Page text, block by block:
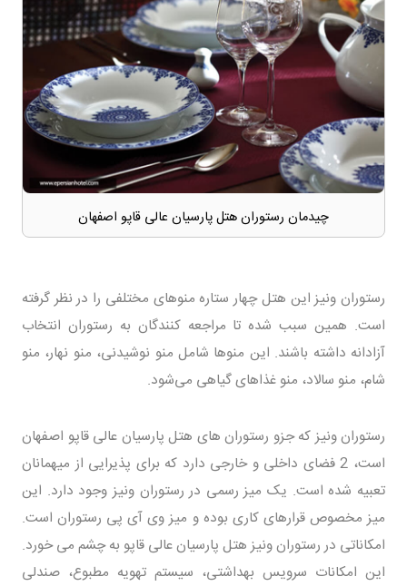
چیدمان رستوران هتل پارسیان عالی قاپو اصفهان
رستوران ونیز این هتل چهار ستاره منوهای مختلفی را در نظر گرفته
است. همین سبب شده تا مراجعه کنندگان به رستوران انتخاب
آزادانه داشته باشند. این منوها شامل منو نوشیدنی، منو نهار، منو
شام، منو سالاد، منو غذاهای گیاهی می‌شود.
رستوران ونیز که جزو رستوران های هتل پارسیان عالی قاپو اصفهان
است، 2 فضای داخلی و خارجی دارد که برای پذیرایی از میهمانان
تعبیه شده است. یک میز رسمی در رستوران ونیز وجود دارد. این
میز مخصوص قرارهای کاری بوده و میز وی آی پی رستوران است.
امکاناتی در رستوران ونیز هتل پارسیان عالی قاپو به چشم می خورد.
این امکانات سرویس بهداشتی، سیستم تهویه مطبوع، صندلی